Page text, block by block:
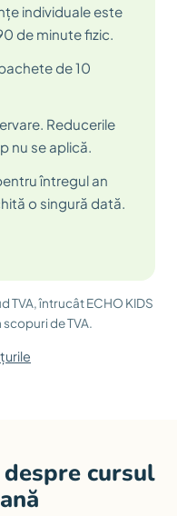
individuale este
de minute fizic.
de 10
Reducerile
nu se aplică.
întregul an
o singură dată.
TVA, întrucât ECHO KIDS
de TVA.
cursul